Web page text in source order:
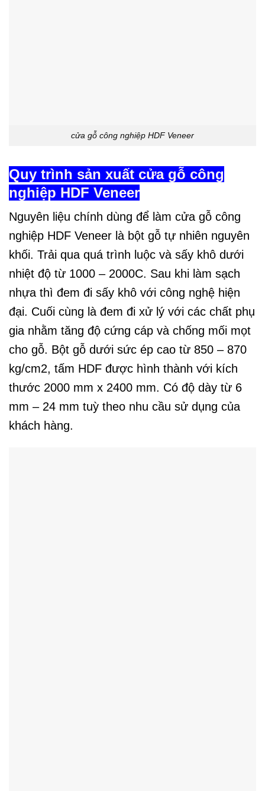
cửa gỗ công nghiệp HDF Veneer
Quy trình sản xuất cửa gỗ công
nghiệp HDF Veneer
Nguyên liệu chính dùng để làm cửa gỗ công
nghiệp HDF Veneer là bột gỗ tự nhiên nguyên
khối. Trải qua quá trình luộc và sấy khô dưới
nhiệt độ từ 1000 – 2000C. Sau khi làm sạch
nhựa thì đem đi sấy khô với công nghệ hiện
đại. Cuối cùng là đem đi xử lý với các chất phụ
gia nhằm tăng độ cứng cáp và chống mối mọt
cho gỗ. Bột gỗ dưới sức ép cao từ 850 – 870
kg/cm2, tấm HDF được hình thành với kích
thước 2000 mm x 2400 mm. Có độ dày từ 6
mm – 24 mm tuỳ theo nhu cầu sử dụng của
khách hàng.